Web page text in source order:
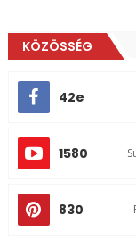
KÖZÖSSÉG
42e
1580
830